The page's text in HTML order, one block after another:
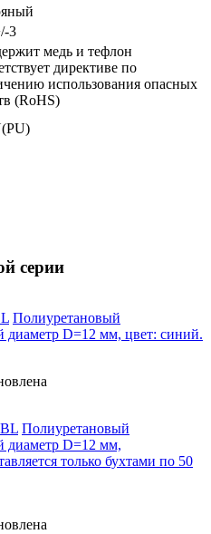
3
медь и тефлон
директиве по
использования опасных
(RoHS)
серии
Полиуретановый
D=12 мм, цвет: синий.
Полиуретановый
диаметр D=12 мм,
только бухтами по 50